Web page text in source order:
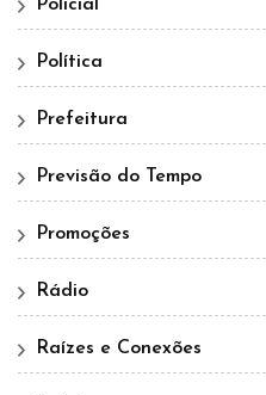
Policial
Política
Prefeitura
Previsão do Tempo
Promoções
Rádio
Raízes e Conexões